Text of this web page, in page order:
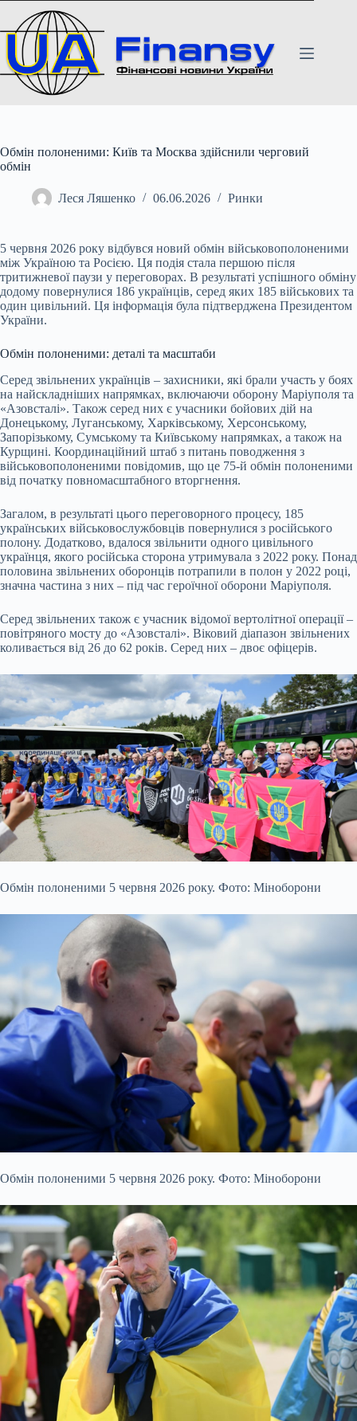
вмісту
Обмін полоненими: Київ та Москва здійснили черговий
обмін
Леся Ляшенко 06.06.2026 Ринки
5 червня 2026 року відбувся новий обмін військовополоненими
між Україною та Росією. Ця подія стала першою після
тритижневої паузи у переговорах. В результаті успішного обміну
додому повернулися 186 українців, серед яких 185 військових та
один цивільний. Ця інформація була підтверджена Президентом
України.
Обмін полоненими: деталі та масштаби
Серед звільнених українців – захисники, які брали участь у боях
на найскладніших напрямках, включаючи оборону Маріуполя та
«Азовсталі». Також серед них є учасники бойових дій на
Донецькому, Луганському, Харківському, Херсонському,
Запорізькому, Сумському та Київському напрямках, а також на
Курщині. Координаційний штаб з питань поводження з
військовополоненими повідомив, що це 75-й обмін полоненими
від початку повномасштабного вторгнення.
Загалом, в результаті цього переговорного процесу, 185
українських військовослужбовців повернулися з російського
полону. Додатково, вдалося звільнити одного цивільного
українця, якого російська сторона утримувала з 2022 року. Понад
половина звільнених оборонців потрапили в полон у 2022 році,
значна частина з них – під час героїчної оборони Маріуполя.
Серед звільнених також є учасник відомої вертолітної операції –
повітряного мосту до «Азовсталі». Віковий діапазон звільнених
коливається від 26 до 62 років. Серед них – двоє офіцерів.
Обмін полоненими 5 червня 2026 року. Фото: Міноборони
Обмін полоненими 5 червня 2026 року. Фото: Міноборони